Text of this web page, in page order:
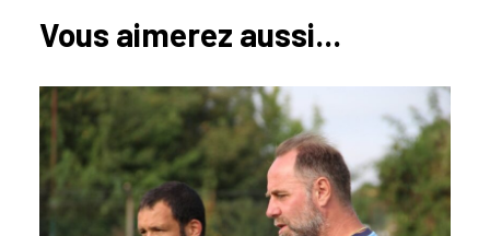
Vous aimerez aussi...